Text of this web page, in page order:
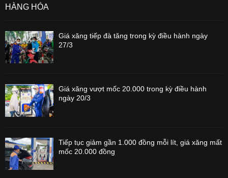
HÀNG HÓA
Giá xăng tiếp đà tăng trong kỳ điều hành ngày
27/3
Giá xăng vượt mốc 20.000 trong kỳ điều hành
ngày 20/3
Tiếp tục giảm gần 1.000 đồng mỗi lít, giá xăng mất
mốc 20.000 đồng